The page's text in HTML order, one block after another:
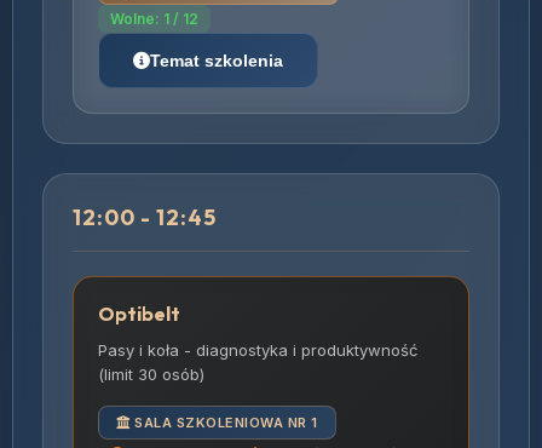
Wolne: 1 / 12
Temat szkolenia
12:00 - 12:45
Optibelt
Pasy i koła - diagnostyka i produktywność
(limit 30 osób)
SALA SZKOLENIOWA NR 1